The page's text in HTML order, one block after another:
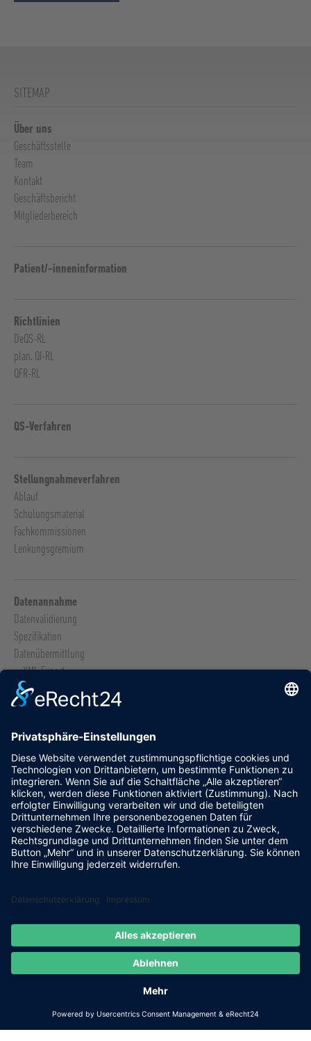
SITEMAP
Über uns
Geschäftsstelle
Team
Kontakt
Geschäftsbericht
Mitgliederbereich
Patient/-inneninformation
Richtlinien
DeQS-RL
plan. QI-RL
QFR-RL
QS-Verfahren
Stellungnahmeverfahren
Ablauf
Schulungsmaterial
Fachkommissionen
Lenkungsgremium
Datenannahme
Datenvalidierung
Spezifikation
Datenübermittlung
XML-Export
Sollstatistik
Risikostatistik
Informationen
Veranstaltungen
Impressum
Datenschutz
Cookie-Einstellungen
Kontakt